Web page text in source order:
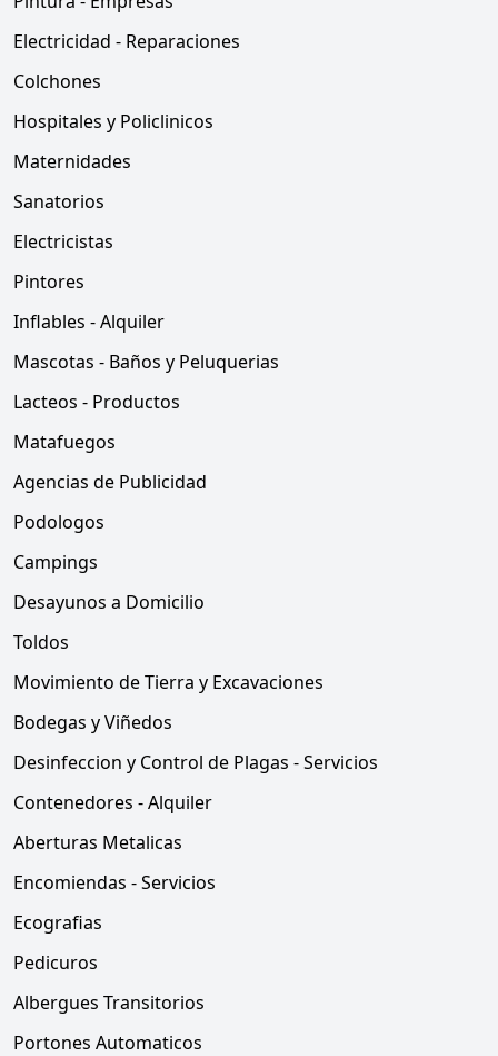
Electricidad - Reparaciones
Colchones
Hospitales y Policlinicos
Maternidades
Sanatorios
Electricistas
Pintores
Inflables - Alquiler
Mascotas - Baños y Peluquerias
Lacteos - Productos
Matafuegos
Agencias de Publicidad
Podologos
Campings
Desayunos a Domicilio
Toldos
Movimiento de Tierra y Excavaciones
Bodegas y Viñedos
Desinfeccion y Control de Plagas - Servicios
Contenedores - Alquiler
Aberturas Metalicas
Encomiendas - Servicios
Ecografias
Pedicuros
Albergues Transitorios
Portones Automaticos